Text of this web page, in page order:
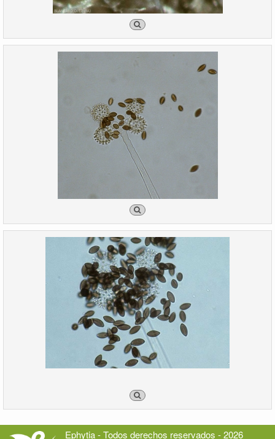
Ephytia - Todos derechos reservados - 2026